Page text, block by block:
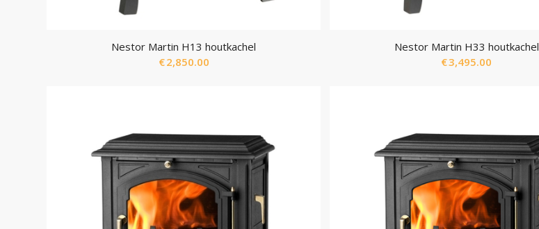
Nestor Martin H13 houtkachel
€2,850.00
Nestor Martin H33 houtkachel
€3,495.00